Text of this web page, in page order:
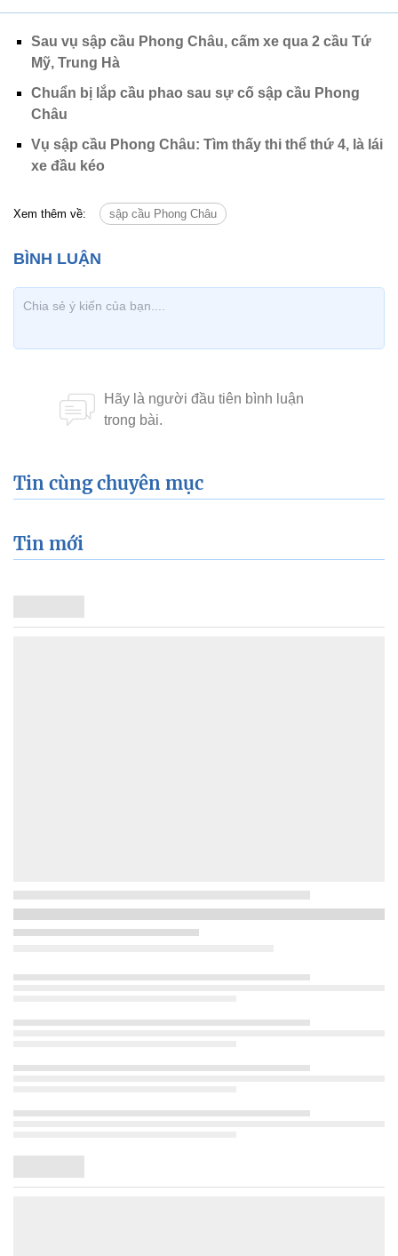
Sau vụ sập cầu Phong Châu, cấm xe qua 2 cầu Tứ
Mỹ, Trung Hà
Chuẩn bị lắp cầu phao sau sự cố sập cầu Phong
Châu
Vụ sập cầu Phong Châu: Tìm thấy thi thể thứ 4, là lái
xe đầu kéo
Xem thêm về: sập cầu Phong Châu
Tin cùng chuyên mục
Tin mới